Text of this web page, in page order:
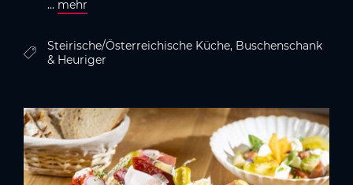
... mehr
Steirische/Österreichische Küche, Buschenschank
& Heuriger